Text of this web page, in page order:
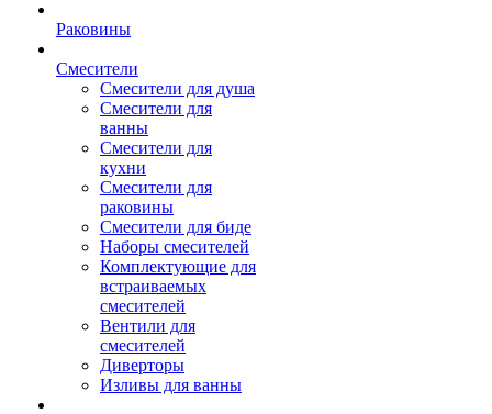
Раковины
Смесители
Смесители для душа
Смесители для
ванны
Смесители для
кухни
Смесители для
раковины
Смесители для биде
Наборы смесителей
Комплектующие для
встраиваемых
смесителей
Вентили для
смесителей
Диверторы
Изливы для ванны